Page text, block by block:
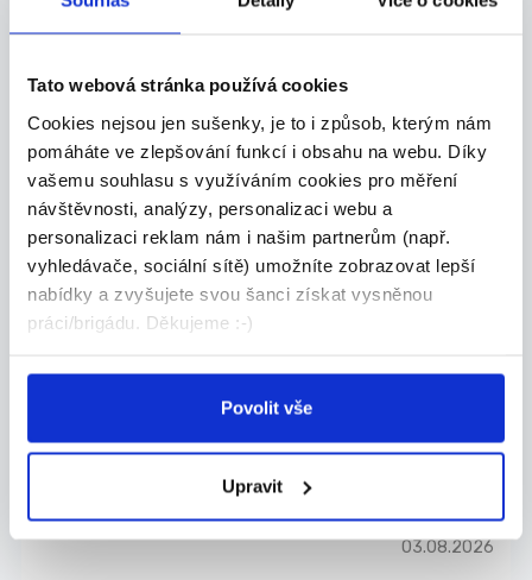
Tato webová stránka používá cookies
Cookies nejsou jen sušenky, je to i způsob, kterým nám
pomáháte ve zlepšování funkcí i obsahu na webu. Díky
vašemu souhlasu s využíváním cookies pro měření
návštěvnosti, analýzy, personalizaci webu a
personalizaci reklam nám i našim partnerům (např.
vyhledávače, sociální sítě) umožníte zobrazovat lepší
nabídky a zvyšujete svou šanci získat vysněnou
práci/brigádu. Děkujeme :-)
Povolit vše
Upravit
kanceláří a komerčních
Jedná se o práci v úklidu bytových domů,
České Budějovice
Andulka services s.r.o.
03.08.2026
České Budějovice
03.08.2026